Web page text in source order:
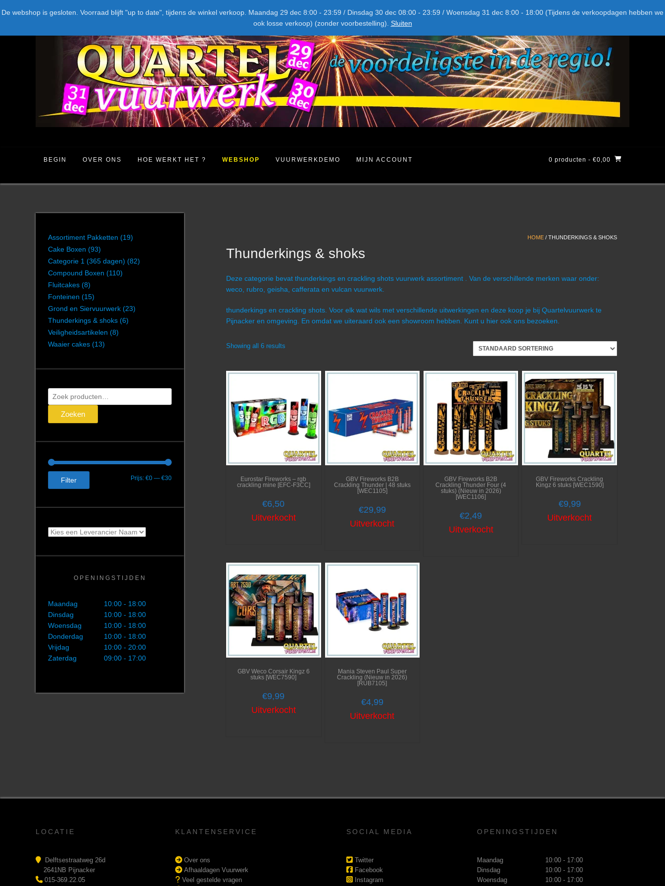
De webshop is gesloten. Voorraad blijft "up to date", tijdens de winkel verkoop. Maandag 29 dec 8:00 - 23:59 / Dinsdag 30 dec 08:00 - 23:59 / Woensdag 31 dec 8:00 - 18:00 (Tijdens de verkoopdagen hebben we
ook losse verkoop) (zonder voorbestelling). Sluiten
naar
BEGIN OVER ONS HOE WERKT HET ? WEBSHOP VUURWERKDEMO MIJN ACCOUNT 0 producten - €0,00
HOME / THUNDERKINGS & SHOKS
Thunderkings & shoks
Deze categorie bevat thunderkings en crackling shots vuurwerk assortiment . Van de verschillende merken waar onder:
weco, rubro, geisha, cafferata en vulcan vuurwerk.
thunderkings en crackling shots. Voor elk wat wils met verschillende uitwerkingen en deze koop je bij Quartelvuurwerk te
Pijnacker en omgeving. En omdat we uiteraard ook een showroom hebben. Kunt u hier ook ons bezoeken.
Showing all 6 results
Eurostar Fireworks – rgb
crackling mine [EFC-F3CC]
€6,50
Uitverkocht
GBV Fireworks B2B
Crackling Thunder | 48 stuks
[WEC1105]
€29,99
Uitverkocht
GBV Fireworks B2B
Crackling Thunder Four (4
stuks) (Nieuw in 2026)
[WEC1106]
€2,49
Uitverkocht
GBV Fireworks Crackling
Kingz 6 stuks [WEC1590]
€9,99
Uitverkocht
GBV Weco Corsair Kingz 6
stuks [WEC7590]
€9,99
Uitverkocht
Mania Steven Paul Super
Crackling (Nieuw in 2026)
[RUB7105]
€4,99
Uitverkocht
Assortiment Pakketten (19)
Cake Boxen (93)
Categorie 1 (365 dagen) (82)
Compound Boxen (110)
Fluitcakes (8)
Fonteinen (15)
Grond en Siervuurwerk (23)
Thunderkings & shoks (6)
Veiligheidsartikelen (8)
Waaier cakes (13)
Zoeken
naar:
Zoeken
Min.
Max.
Filter Prijs: €0 — €30
OPENINGSTIJDEN
Maandag
10:00 - 18:00
Dinsdag
10:00 - 18:00
Woensdag
10:00 - 18:00
Donderdag
10:00 - 18:00
Vrijdag
10:00 - 20:00
Zaterdag
09:00 - 17:00
LOCATIE
Delftsestraatweg 26d
2641NB Pijnacker
015-369.22.05
KLANTENSERVICE
Over ons
Afhaaldagen Vuurwerk
Veel gestelde vragen
SOCIAL MEDIA
Twitter
Facebook
Instagram
OPENINGSTIJDEN
Maandag
10:00 - 17:00
Dinsdag
10:00 - 17:00
Woensdag
10:00 - 17:00